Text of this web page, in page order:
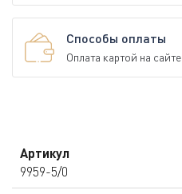
Способы оплаты
Оплата картой на сайте
Артикул
9959-5/0